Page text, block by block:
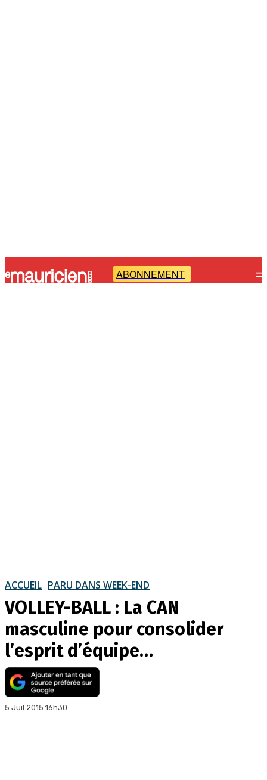
- ABONNEMENT
ACCUEIL PARU DANS WEEK-END
VOLLEY-BALL : La CAN
masculine pour consolider
l’esprit d’équipe…
5 Juil 2015 16h30